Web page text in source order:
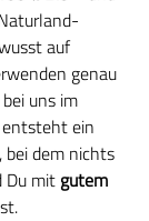
auf
genau
uns im
ein
, bei dem nichts
Du mit gutem